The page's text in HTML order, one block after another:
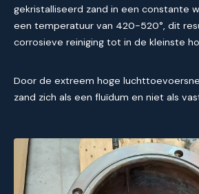
gekristalliseerd zand in een constante
een temperatuur van 420-520°, dit
corrosieve reiniging tot in de kleinste
Door de extreem hoge
zand zich als een fluïdum en niet als